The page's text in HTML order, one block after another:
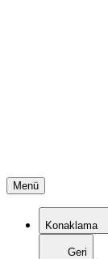
Menü
Konaklama
Geri